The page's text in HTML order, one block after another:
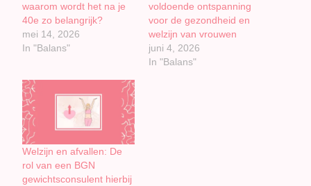
waarom wordt het na je
40e zo belangrijk?
mei 14, 2026
In "Balans"
voldoende ontspanning
voor de gezondheid en
welzijn van vrouwen
juni 4, 2026
In "Balans"
Welzijn en afvallen: De
rol van een BGN
gewichtsconsulent hierbij